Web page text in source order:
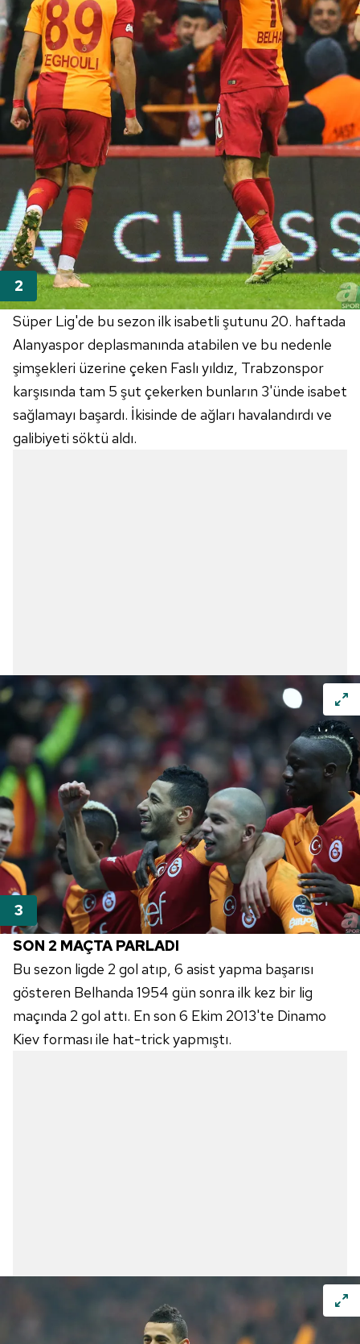
Süper Lig'de bu sezon ilk isabetli şutunu 20. haftada
Alanyaspor deplasmanında atabilen ve bu nedenle
şimşekleri üzerine çeken Faslı yıldız, Trabzonspor
karşısında tam 5 şut çekerken bunların 3'ünde isabet
sağlamayı başardı. İkisinde de ağları havalandırdı ve
galibiyeti söktü aldı.
SON 2 MAÇTA PARLADI
Bu sezon ligde 2 gol atıp, 6 asist yapma başarısı
gösteren Belhanda 1954 gün sonra ilk kez bir lig
maçında 2 gol attı. En son 6 Ekim 2013'te Dinamo
Kiev forması ile hat-trick yapmıştı.